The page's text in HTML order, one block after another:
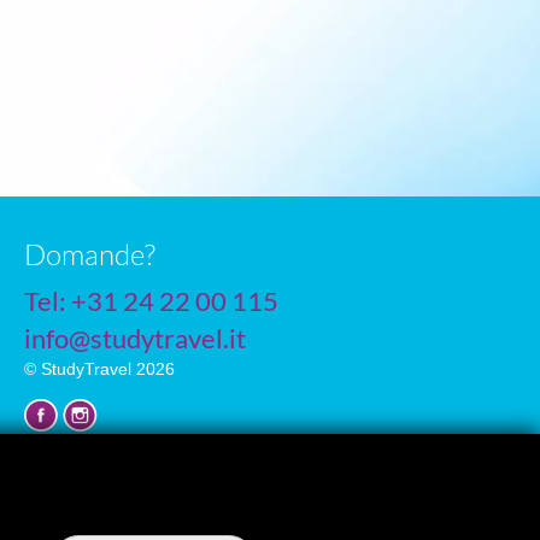
Domande?
Tel: +31 24 22 00 115
info@studytravel.it
© StudyTravel 2026
Protezione dei dati personali